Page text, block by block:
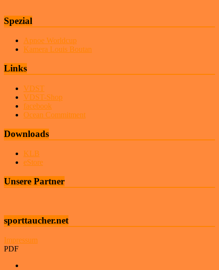
Spezial
Apnoe Worldcup
Kamera Louis Boutan
Links
VDST
VDST-Shop
facebook
Ocean Commitment
Downloads
KLB
eStore
Unsere Partner
sporttaucher.net
Impressum
PDF